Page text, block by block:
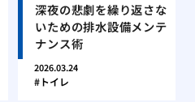
深夜の悲劇を繰り返さな
いための排水設備メンテ
ナンス術
2026.03.24
トイレ